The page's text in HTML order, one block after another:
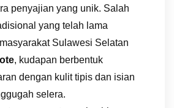
penyajian yang unik. Salah
yang telah lama
Sulawesi Selatan
, kudapan berbentuk
dengan kulit tipis dan isian
selera.